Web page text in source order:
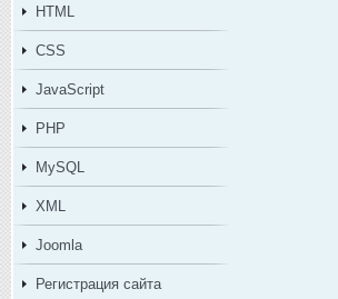
HTML
CSS
JavaScript
PHP
MySQL
XML
Joomla
Регистрация сайта